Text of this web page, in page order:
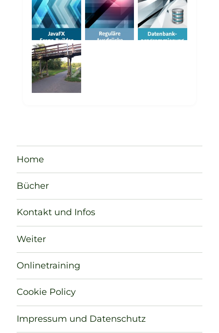
Home
Bücher
Kontakt und Infos
Weiter
Onlinetraining
Cookie Policy
Impressum und Datenschutz